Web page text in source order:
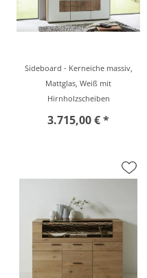
Sideboard - Kerneiche massiv,
Mattglas, Weiß mit
Hirnholzscheiben
3.715,00 € *